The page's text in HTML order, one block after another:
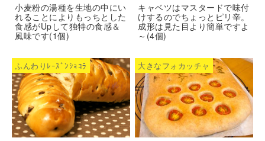
小麦粉の湯種を生地の中にい
れることによりもっちとした
食感がUpして独特の食感＆
風味です(1個)
キャベツはマスタードで味付
けするのでちょっとピリ辛。
成形は見た目より簡単ですよ
～(4個)
ふんわりﾚｰｽﾞﾝｼｮｺﾗ 大きなフォカッチャ